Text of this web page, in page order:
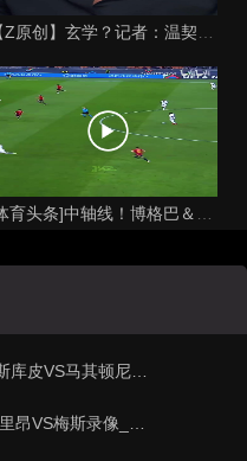
顿尼亚 北马其甲录像_
录像_全场录像【全